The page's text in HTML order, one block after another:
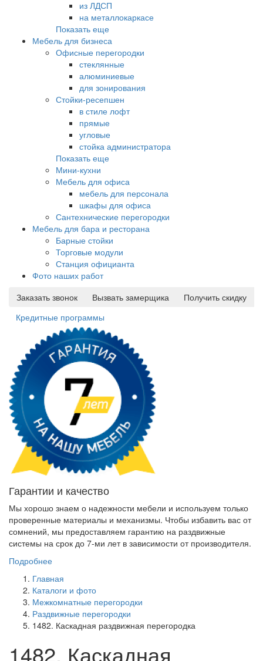
из ЛДСП
на металлокаркасе
Показать еще
Мебель для бизнеса
Офисные перегородки
стеклянные
алюминиевые
для зонирования
Стойки-ресепшен
в стиле лофт
прямые
угловые
стойка администратора
Показать еще
Мини-кухни
Мебель для офиса
мебель для персонала
шкафы для офиса
Сантехнические перегородки
Мебель для бара и ресторана
Барные стойки
Торговые модули
Станция официанта
Фото наших работ
Заказать звонок
Вызвать замерщика
Получить скидку
Кредитные программы
Гарантии и качество
Мы хорошо знаем о надежности мебели и используем только
проверенные материалы и механизмы. Чтобы избавить вас от
сомнений, мы предоставляем гарантию на раздвижные
системы на срок до 7-ми лет в зависимости от производителя.
Подробнее
Главная
Каталоги и фото
Межкомнатные перегородки
Раздвижные перегородки
1482. Каскадная раздвижная перегородка
1482. Каскадная